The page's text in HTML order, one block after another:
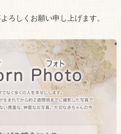
ろしくお願い申し上げます。